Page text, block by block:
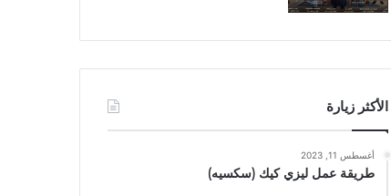
الأكثر زيارة
أغسطس 11, 2023
طريقة عمل ليزي كيك (سكسيه)